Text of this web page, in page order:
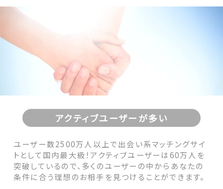
アクティブユーザーが多い
ユーザー数2500万人以上で出会い系マッチングサイ
トとして国内最大級！アクティブユーザーは60万人を
突破しているので、多くのユーザーの中からあなたの
条件に合う理想のお相手を見つけることができます。